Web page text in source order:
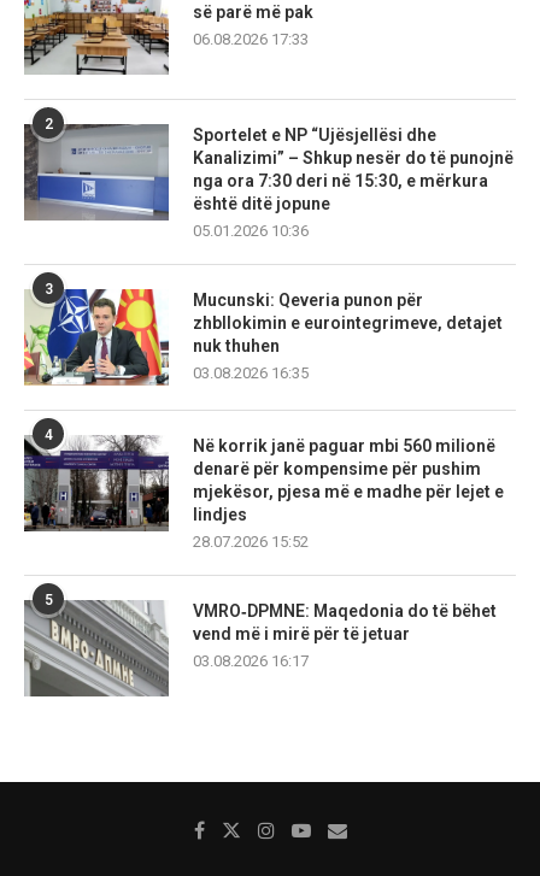
së parë më pak
06.08.2026 17:33
2
Sportelet e NP “Ujësjellësi dhe
Kanalizimi” – Shkup nesër do të punojnë
nga ora 7:30 deri në 15:30, e mërkura
është ditë jopune
05.01.2026 10:36
3
Mucunski: Qeveria punon për
zhbllokimin e eurointegrimeve, detajet
nuk thuhen
03.08.2026 16:35
4
Në korrik janë paguar mbi 560 milionë
denarë për kompensime për pushim
mjekësor, pjesa më e madhe për lejet e
lindjes
28.07.2026 15:52
5
VMRO‑DPMNE: Maqedonia do të bëhet
vend më i mirë për të jetuar
03.08.2026 16:17